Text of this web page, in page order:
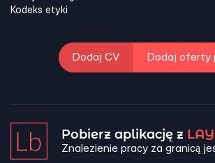
Kodeks etyki
Dodaj CV Dodaj oferty
Pobierz aplikację z
Znalezienie pracy za granicą